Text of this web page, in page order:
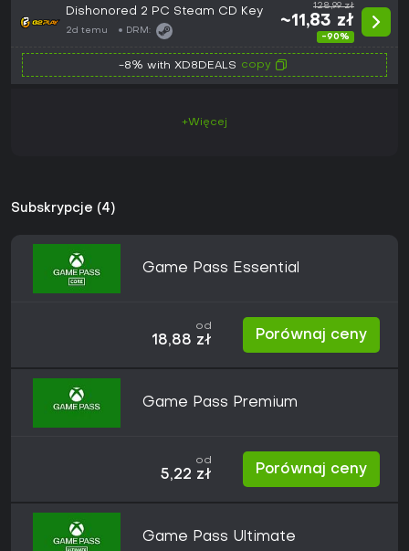
Dishonored 2 PC Steam CD Key
2d temu DRM:
128,99 zł
~11,83 zł
-90%
-8% with XD8DEALS copy
+Więcej
Subskrypcje (4)
Game Pass Essential
od
18,88 zł Porównaj ceny
Game Pass Premium
od
5,22 zł Porównaj ceny
Game Pass Ultimate